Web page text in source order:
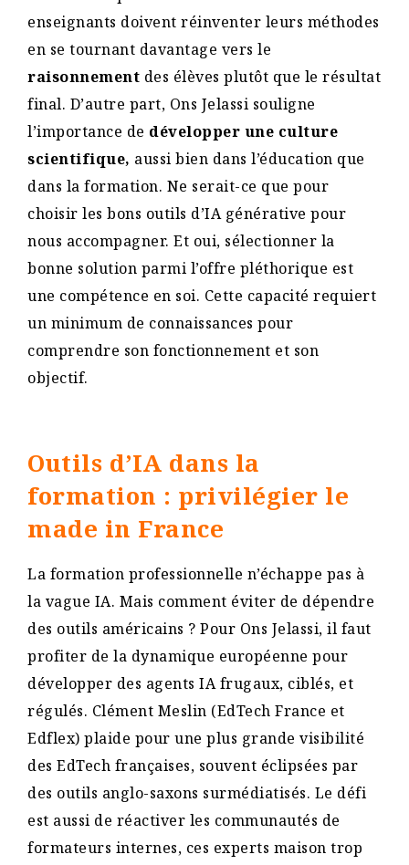
enseignants doivent réinventer leurs méthodes
en se tournant davantage vers le
raisonnement des élèves plutôt que le résultat
final. D’autre part, Ons Jelassi souligne
l’importance de développer une culture
scientifique, aussi bien dans l’éducation que
dans la formation. Ne serait-ce que pour
choisir les bons outils d’IA générative pour
nous accompagner. Et oui, sélectionner la
bonne solution parmi l’offre pléthorique est
une compétence en soi. Cette capacité requiert
un minimum de connaissances pour
comprendre son fonctionnement et son
objectif.
Outils d’IA dans la
formation : privilégier le
made in France
La formation professionnelle n’échappe pas à
la vague IA. Mais comment éviter de dépendre
des outils américains ? Pour Ons Jelassi, il faut
profiter de la dynamique européenne pour
développer des agents IA frugaux, ciblés, et
régulés. Clément Meslin (EdTech France et
Edflex) plaide pour une plus grande visibilité
des EdTech françaises, souvent éclipsées par
des outils anglo-saxons surmédiatisés. Le défi
est aussi de réactiver les communautés de
formateurs internes, ces experts maison trop